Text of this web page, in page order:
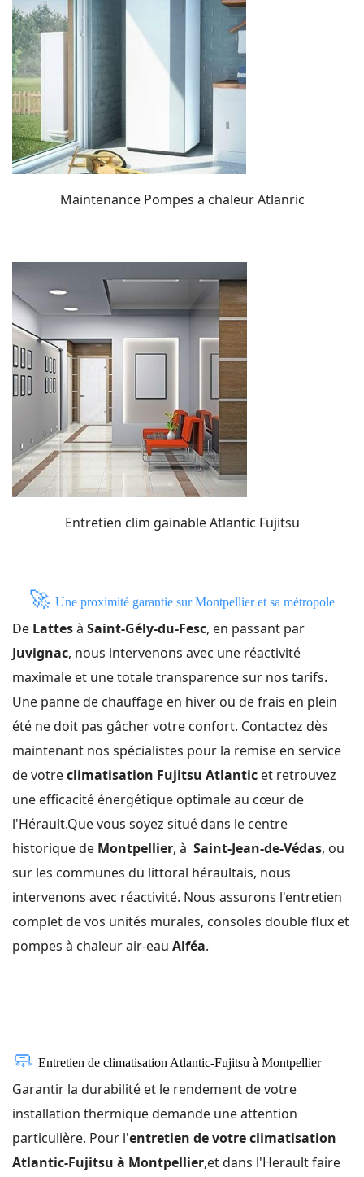
Maintenance Pompes a chaleur Atlanric
Entretien clim gainable Atlantic Fujitsu
🚀 Une proximité garantie sur Montpellier et sa métropole
De Lattesà Saint-Gély-du-Fesc, en passant par
Juvignac, nous intervenons avec une réactivité
maximale et une totale transparence sur nos tarifs.
Une panne de chauffage en hiver ou de frais en plein
été ne doit pas gâcher votre confort. Contactez dès
maintenant nos spécialistes pour la remise en service
de votreclimatisation Fujitsu Atlantic et retrouvez
une efficacité énergétique optimale au cœur de
l'Hérault.Que vous soyez situé dans le centre
historique de Montpellier, à Saint-Jean-de-Védas, ou
sur les communes du littoral héraultais, nous
intervenons avec réactivité. Nous assurons l'entretien
complet de vos unités murales, consoles double flux et
pompes à chaleur air-eau Alféa.
🧼 Entretien de climatisation Atlantic-Fujitsu à Montpellier
Garantir la durabilité et le rendement de votre
installation thermique demande une attention
particulière. Pour l'entretien de votre climatisation
Atlantic-Fujitsu à Montpellier,et dans l'Herault faire